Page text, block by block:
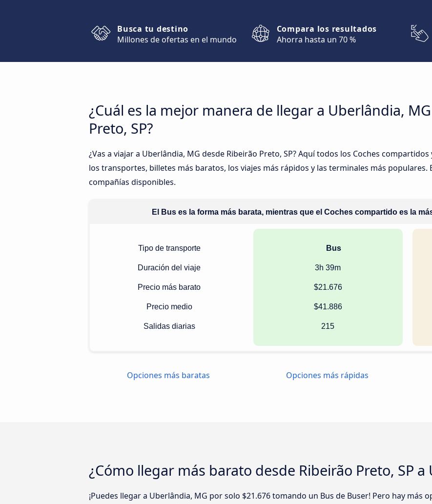
Busca tu destino
Millones de ofertas en el mundo
Compara los resultados
Ahorra hasta un 70 %
¿Cuál es la mejor manera de llegar a Uberlândia,
Preto, SP?
¿Vas a viajar a Uberlândia, MG desde Ribeirão Preto, SP? Aquí todos los Coches
los transportes, billetes más baratos, los viajes más rápidos y las terminales más populares.
compañías disponibles.
El Bus es la forma más barata, mientras que el Coches compartido es la
Tipo de transporte
Duración del viaje
Precio más barato
Precio medio
Salidas diarias
Bus
3h 39m
$21.676
$41.886
215
Opciones más baratas Opciones más rápidas
¿Cómo llegar más barato desde Ribeirão Preto, SP a
¡Puedes llegar a Uberlândia, MG por solo $21.676 tomando un Bus de Buser! Pero hay más